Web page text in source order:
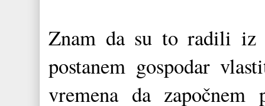
Znam da su to radili iz
postanem gospodar
vremena da